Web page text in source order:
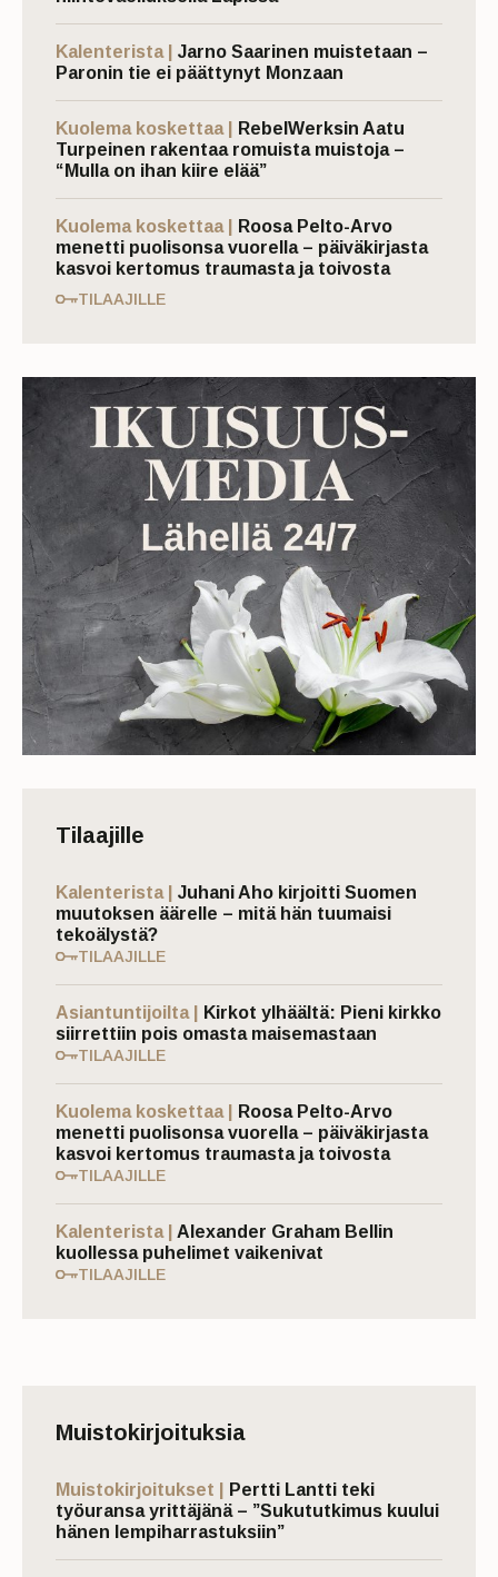
Kalenterista |
Jarno Saarinen muistetaan –
Paronin tie ei päättynyt Monzaan
Kuolema koskettaa |
RebelWerksin Aatu
Turpeinen rakentaa romuista muistoja –
“Mulla on ihan kiire elää”
Kuolema koskettaa |
Roosa Pelto-Arvo
menetti puolisonsa vuorella – päiväkirjasta
kasvoi kertomus traumasta ja toivosta
TILAAJILLE
Tilaajille
Kalenterista |
Juhani Aho kirjoitti Suomen
muutoksen äärelle – mitä hän tuumaisi
tekoälystä?
TILAAJILLE
Asiantuntijoilta |
Kirkot ylhäältä: Pieni kirkko
siirrettiin pois omasta maisemastaan
TILAAJILLE
Kuolema koskettaa |
Roosa Pelto-Arvo
menetti puolisonsa vuorella – päiväkirjasta
kasvoi kertomus traumasta ja toivosta
TILAAJILLE
Kalenterista |
Alexander Graham Bellin
kuollessa puhelimet vaikenivat
TILAAJILLE
Muistokirjoituksia
Muistokirjoitukset |
Pertti Lantti teki
työuransa yrittäjänä – ”Sukututkimus kuului
hänen lempiharrastuksiin”